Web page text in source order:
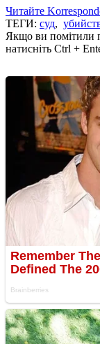
Читайте
ТЕГИ: суд,
Якщо ви помітили
натисніть Ctrl +